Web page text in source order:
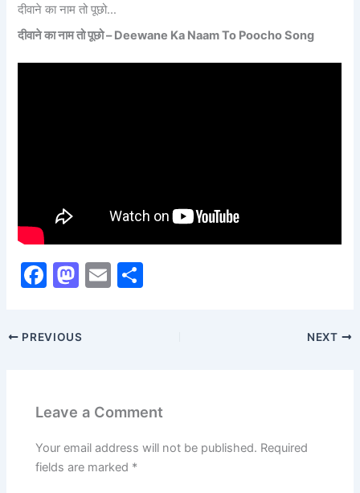
दीवाने का नाम तो पूछो…
दीवाने का नाम तो पूछो –Deewane Ka Naam To Poocho Song
F
c
e
o
k
M
st
o
o
E
PREVIOUS NEXT
Leave a Comment
Your email address will not be published. Required
fields are marked *